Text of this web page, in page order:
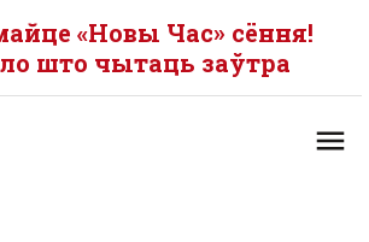
«Новы Час» сёння!
што чытаць заўтра